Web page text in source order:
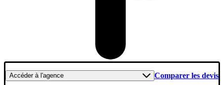
Accéderà l'agence Comparer les devis